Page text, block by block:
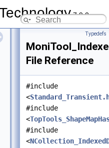
7.9.0
Typedefs
File Reference
#include
<
#include
<
#include
<